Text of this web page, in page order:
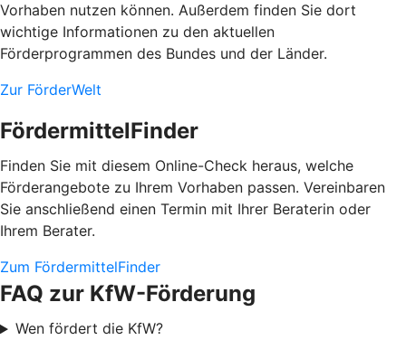
Vorhaben nutzen können. Außerdem finden Sie dort
wichtige Informationen zu den aktuellen
Förderprogrammen des Bundes und der Länder.
Zur FörderWelt
FördermittelFinder
Finden Sie mit diesem Online-Check heraus, welche
Förderangebote zu Ihrem Vorhaben passen. Vereinbaren
Sie anschließend einen Termin mit Ihrer Beraterin oder
Ihrem Berater.
Zum FördermittelFinder
FAQ zur KfW-Förderung
Wen fördert die KfW?